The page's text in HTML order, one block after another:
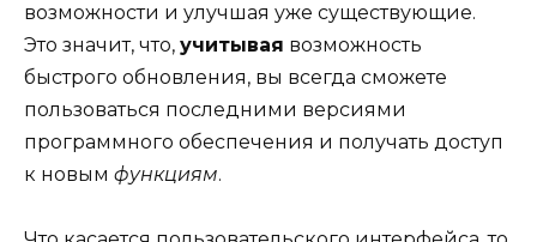
возможности и улучшая уже существующие.
Это значит, что, учитывая возможность
быстрого обновления, вы всегда сможете
пользоваться последними версиями
программного обеспечения и получать доступ
к новым функциям.